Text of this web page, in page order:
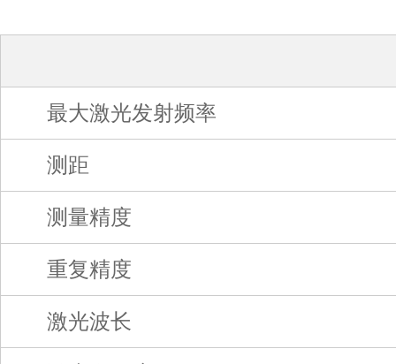
最大激光发射频率
测距
测量精度
重复精度
激光波长